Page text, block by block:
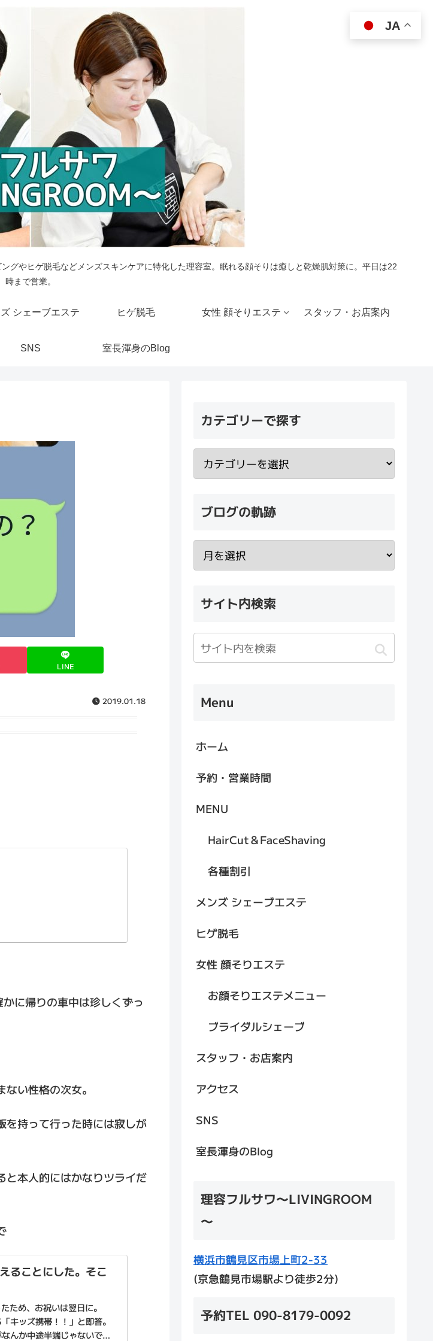
やヒゲ脱毛などメンズスキンケアに特化した理容室。眠れる顔そりは癒しと乾燥肌対策に。平日は22
時まで営業。
ズ シェーブエステ ヒゲ脱毛 女性 顔そりエステ スタッフ・お店案内
SNS 室長渾身のBlog
LINE
2019.01.18
に帰りの車中は珍しくずっ
い性格の次女。
を持って行った時には寂しが
と本人的にはかなりツライだ
ることにした。そこ
ため、お祝いは翌日に。
キッズ携帯！！」と即答。
んか中途半端じゃないです
カテゴリーで探す
ブログの軌跡
サイト内検索
Menu
ホーム
予約・営業時間
MENU
HairCut＆FaceShaving
各種割引
メンズ シェーブエステ
ヒゲ脱毛
女性 顔そりエステ
お顔そりエステメニュー
ブライダルシェーブ
スタッフ・お店案内
アクセス
SNS
室長渾身のBlog
理容フルサワ～LIVINGROOM
～
横浜市鶴見区市場上町2-33
(京急鶴見市場駅より徒歩2分)
予約TEL 090-8179-0092
JA